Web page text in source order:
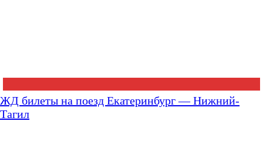
ЖД билеты на поезд Екатеринбург — Нижний-
Тагил